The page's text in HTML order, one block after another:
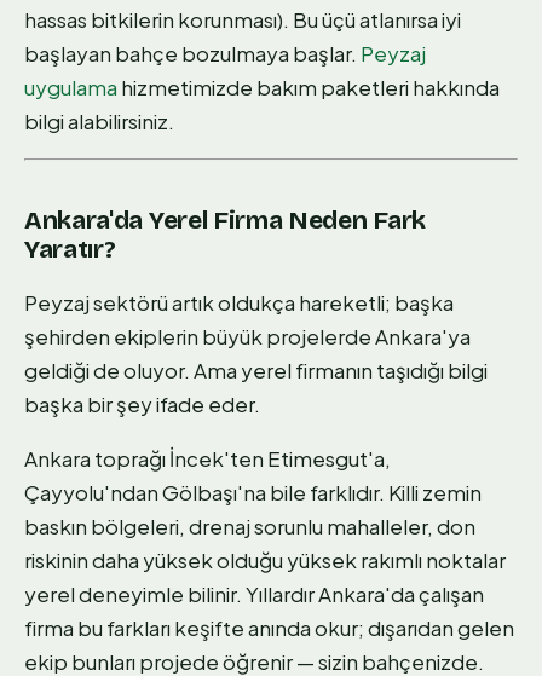
hassas bitkilerin korunması). Bu üçü atlanırsa iyi
başlayan bahçe bozulmaya başlar. Peyzaj
uygulama hizmetimizde bakım paketleri hakkında
bilgi alabilirsiniz.
Ankara'da Yerel Firma Neden Fark
Yaratır?
Peyzaj sektörü artık oldukça hareketli; başka
şehirden ekiplerin büyük projelerde Ankara'ya
geldiği de oluyor. Ama yerel firmanın taşıdığı bilgi
başka bir şey ifade eder.
Ankara toprağı İncek'ten Etimesgut'a,
Çayyolu'ndan Gölbaşı'na bile farklıdır. Killi zemin
baskın bölgeleri, drenaj sorunlu mahalleler, don
riskinin daha yüksek olduğu yüksek rakımlı noktalar
yerel deneyimle bilinir. Yıllardır Ankara'da çalışan
firma bu farkları keşifte anında okur; dışarıdan gelen
ekip bunları projede öğrenir — sizin bahçenizde.